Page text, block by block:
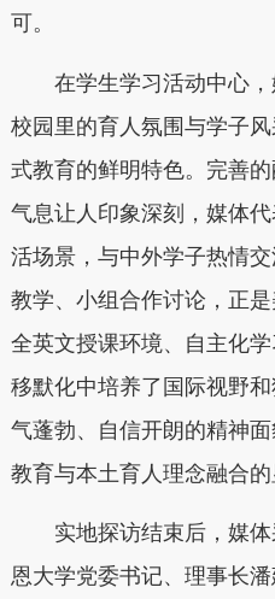
可。
在学生学习活动中心，
校园里的育人氛围与学子
式教育的鲜明特色。完善
气息让人印象深刻，媒体
活场景，与中外学子热情
教学、小组合作讨论，正
全英文授课环境、自主化
移默化中培养了国际视野
气蓬勃、自信开朗的精神
教育与本土育人理念融合的
实地探访结束后，媒体
恩大学党委书记、理事长